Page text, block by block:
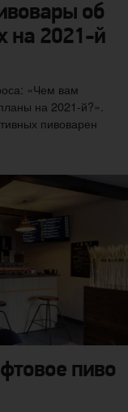
об
на 2021-й
«Чем вам
на 2021-й?».
пивоварен
пиво